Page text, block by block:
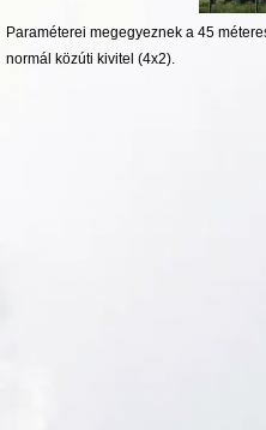
Paraméterei megegyeznek a 45
normál közúti kivitel (4x2).